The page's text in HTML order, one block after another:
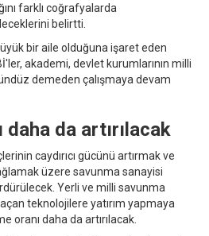
farklı coğrafyalarda
belirtti.
bir aile olduğuna işaret eden
akademi, devlet kurumlarının milli
demeden çalışmaya devam
daha da artırılacak
caydırıcı gücünü artırmak ve
üzere savunma sanayisi
Yerli ve milli savunma
teknolojilere yatırım yapmaya
oranı daha da artırılacak.